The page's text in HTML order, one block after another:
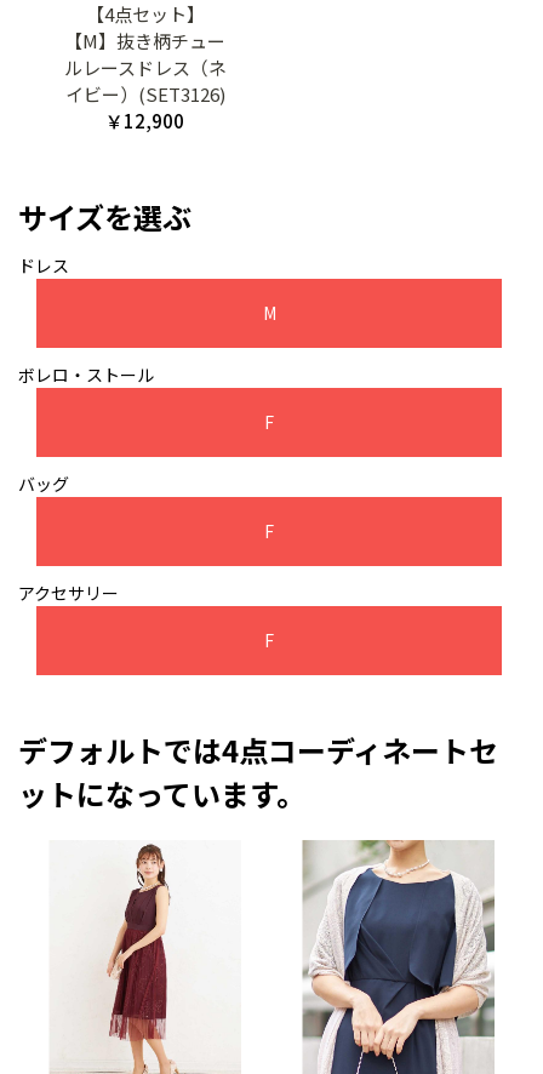
【4点セット】
【M】抜き柄チュー
ルレースドレス（ネ
イビー）(SET3126)
￥12,900
サイズを選ぶ
ドレス
M
ボレロ・ストール
F
バッグ
F
アクセサリー
F
デフォルトでは4点コーディネートセ
ットになっています。